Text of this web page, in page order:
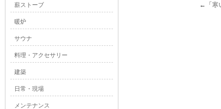
←「 寒
薪ストーブ
暖炉
サウナ
料理・アクセサリー
建築
日常・現場
メンテナンス